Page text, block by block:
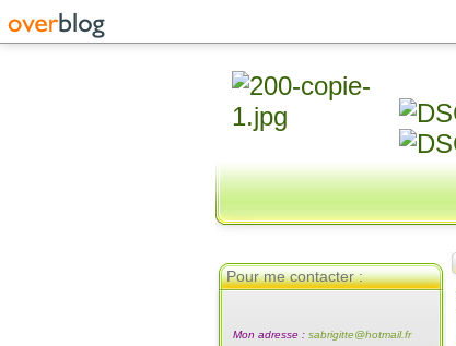
Pour me contacter :
Mon adresse : sabrigitte@hotmail.fr